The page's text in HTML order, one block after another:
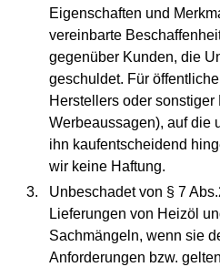
Eigenschaften und
vereinbarte
gegenüber Kunden, die
geschuldet. Für
Herstellers oder sonstiger
Werbeaussagen), auf die
ihn kaufentscheidend
wir keine Haftung.
Unbeschadet von § 7
Lieferungen von Heizöl
Sachmängeln, wenn sie
Anforderungen bzw.